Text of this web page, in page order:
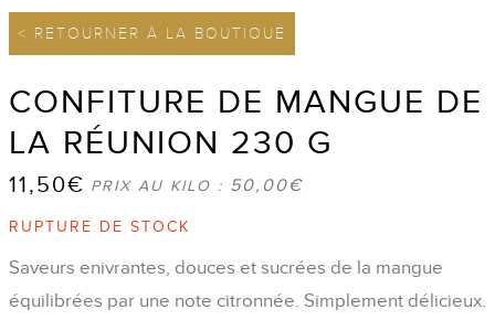
< RETOURNER À LA BOUTIQUE
CONFITURE DE MANGUE DE
LA RÉUNION 230 G
11,50€ PRIX AU KILO : 50,00€
RUPTURE DE STOCK
Saveurs enivrantes, douces et sucrées de la mangue
équilibrées par une note citronnée. Simplement délicieux.